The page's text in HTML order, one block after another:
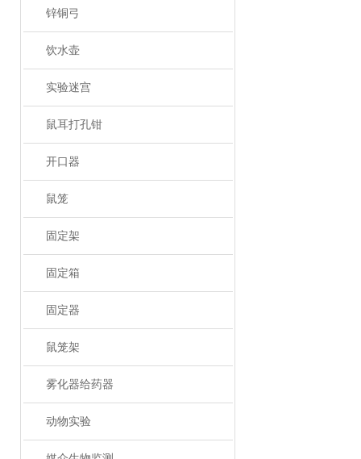
锌铜弓
饮水壶
实验迷宫
鼠耳打孔钳
开口器
鼠笼
固定架
固定箱
固定器
鼠笼架
雾化器给药器
动物实验